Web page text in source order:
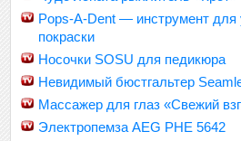
Pops-A-Dent — инструмент для
покраски
Носочки SOSU для педикюра
Невидимый бюстгальтер
Массажер для глаз «Свежий
Электропемза AEG PHE 5642